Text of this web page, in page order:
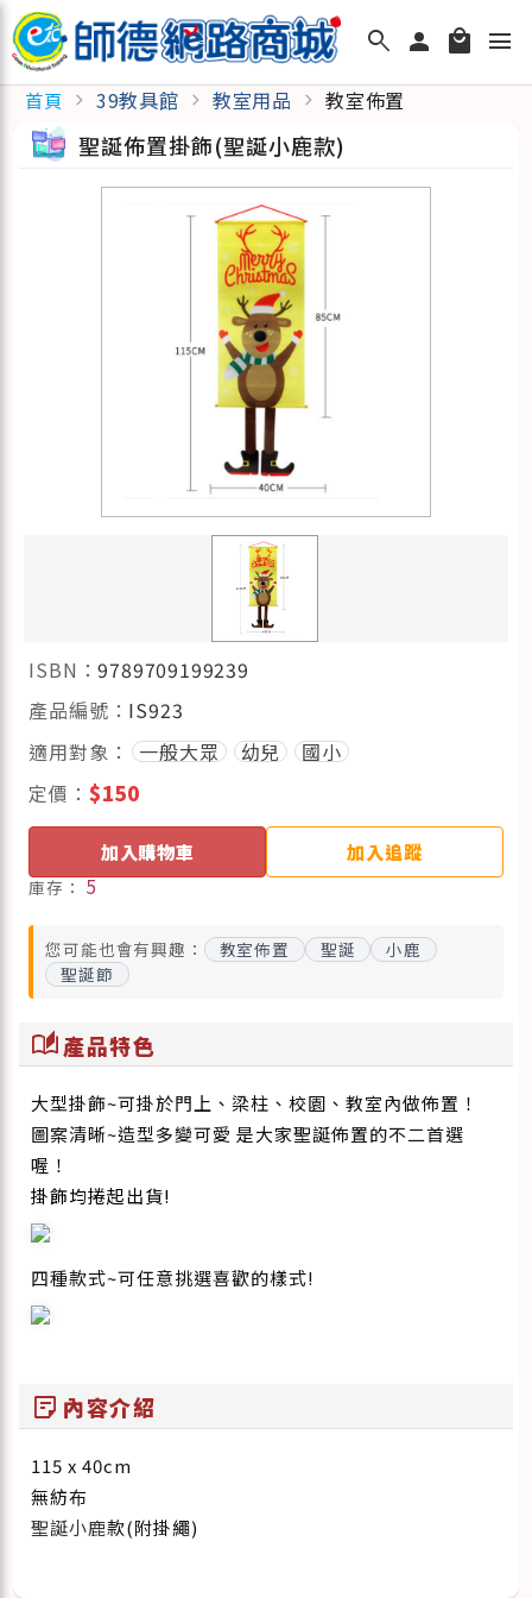
search person local_mall menu
首頁 chevron_right 39教具館 chevron_right 教室用品 chevron_right 教室佈置
聖誕佈置掛飾(聖誕小鹿款)
ISBN：9789709199239
產品編號： IS923
適用對象：
一般大眾 幼兒
國小
定價： $150
加入購物車 加入追蹤
庫存： 5
您可能也會有興趣： 教室佈置 聖誕
小鹿
聖誕節
auto_stories產品特色
大型掛飾~可掛於門上、梁柱、校園、教室內做佈置！
圖案清晰~造型多變可愛 是大家聖誕佈置的不二首選
喔！
掛飾均捲起出貨!
四種款式~可任意挑選喜歡的樣式!
sticky_note_2 內容介紹
115 x 40cm
無紡布
聖誕小鹿款(附掛繩)